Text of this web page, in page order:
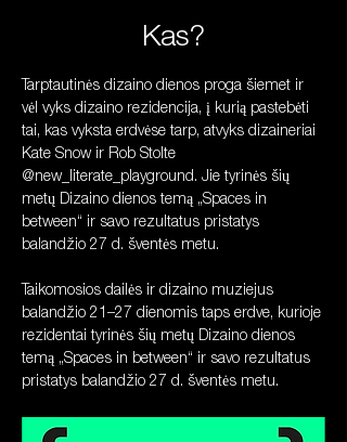
Kas?
Tarptautinės dizaino dienos proga šiemet ir
vėl vyks dizaino rezidencija, į kurią pastebėti
tai, kas vyksta erdvėse tarp, atvyks dizaineriai
Kate Snow ir Rob Stolte
@new_literate_playground. Jie tyrinės šių
metų Dizaino dienos temą „Spaces in
between“ ir savo rezultatus pristatys
balandžio 27 d. šventės metu.
Taikomosios dailės ir dizaino muziejus
balandžio 21–27 dienomis taps erdve, kurioje
rezidentai tyrinės šių metų Dizaino dienos
temą „Spaces in between“ ir savo rezultatus
pristatys balandžio 27 d. šventės metu.